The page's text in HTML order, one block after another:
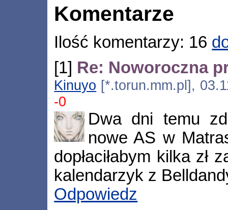
Komentarze
Ilość komentarzy: 16
[1] Re: Noworoczna
Kinuyo [*.torun.mm.pl],
-0
Dwa dni temu
nowe AS w
dopłaciłabym kilka zł
kalendarzyk z
Odpowiedz